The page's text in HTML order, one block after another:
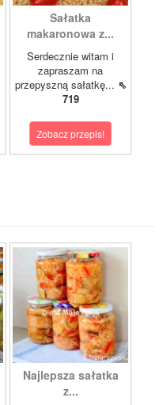
Sałatka
makaronowa z...
Serdecznie witam i
zapraszam na
przepyszną sałatkę... ⇖
719
Zobacz przepis!
Najlepsza sałatka
z...